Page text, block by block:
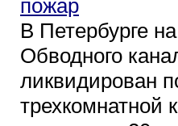
пожар
В Петербурге
Обводного
ликвидирован
трехкомнатной